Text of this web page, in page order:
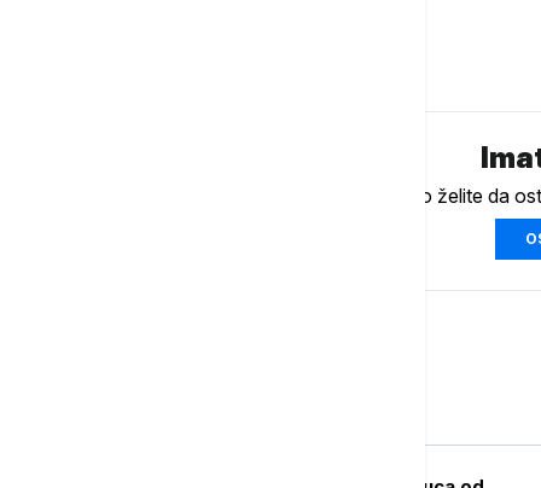
Ukoliko želite da